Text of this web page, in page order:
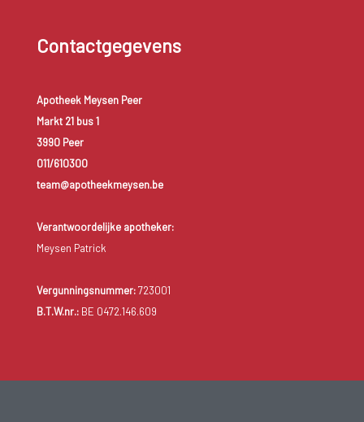
Contactgegevens
Apotheek Meysen Peer
Markt 21 bus 1
3990 Peer
011/610300
team@apotheekmeysen.be
Verantwoordelijke apotheker:
Meysen Patrick
Vergunningsnummer:723001
B.T.W.nr.:BE 0472.146.609